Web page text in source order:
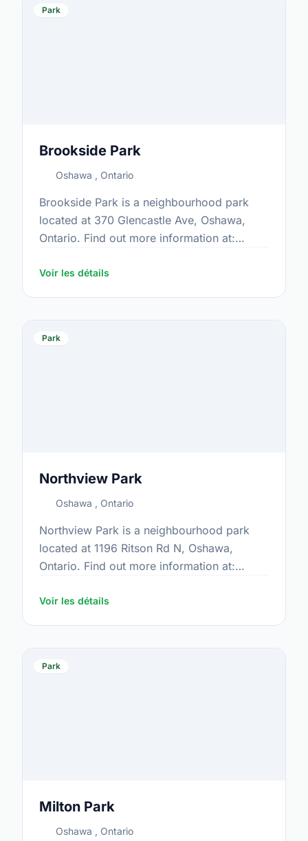
Park
Brookside Park
Oshawa , Ontario
Brookside Park is a neighbourhood park
located at 370 Glencastle Ave, Oshawa,
Ontario. Find out more information at:
Voir les détails
Park
Northview Park
Oshawa , Ontario
Northview Park is a neighbourhood park
located at 1196 Ritson Rd N, Oshawa,
Ontario. Find out more information at:
Voir les détails
Park
Milton Park
Oshawa , Ontario